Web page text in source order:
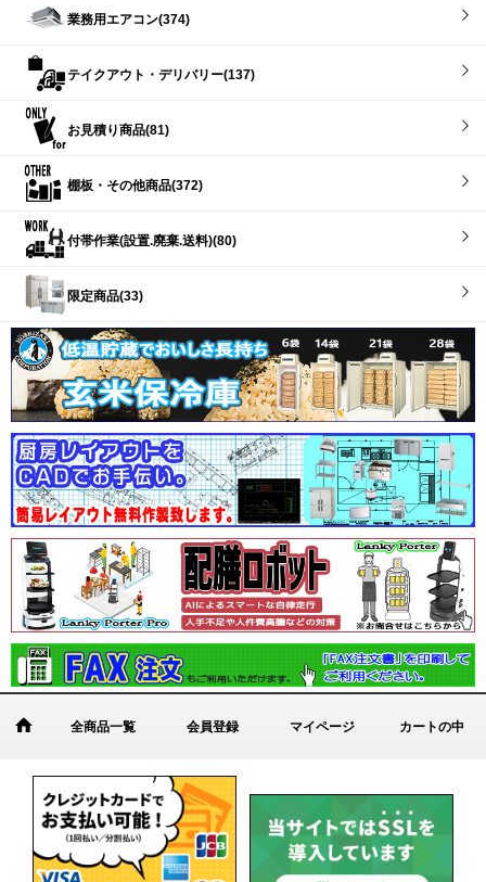
業務用エアコン(374)
テイクアウト・デリバリー(137)
お見積り商品(81)
棚板・その他商品(372)
付帯作業(設置.廃棄.送料)(80)
限定商品(33)
全商品一覧 会員登録 マイページ カートの中